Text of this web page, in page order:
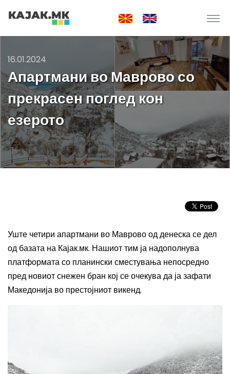
16.01.2024
Апартмани во Маврово со
прекрасен поглед кон
езерото
Уште четири апартмани во Маврово од денеска се дел
од базата на Кајак.мк. Нашиот тим ја надополнува
платформата со планински сместувања непосредно
пред новиот снежен бран кој се очекува да ја зафати
Македонија во престојниот викенд.